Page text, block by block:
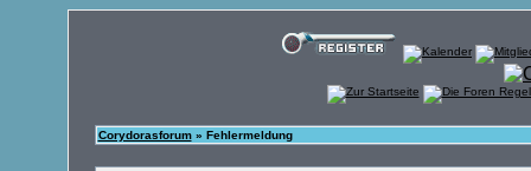
Corydorasforum» Fehlermeldung